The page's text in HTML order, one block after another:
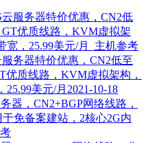
务器特价优惠，CN2低至
优质线路，KVM虚拟架构，
25.99美元/月 2021-10-18